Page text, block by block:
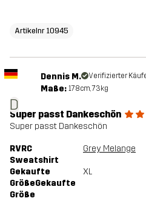
Artikelnr 10945
D
Dennis M. Verifizierter
Maße: 178cm, 73kg
Super passt Dankeschön
Super passt Dankeschön
RVRC
Sweatshirt
Grey Melange
Gekaufte
GrößeGekaufte
Größe
XL